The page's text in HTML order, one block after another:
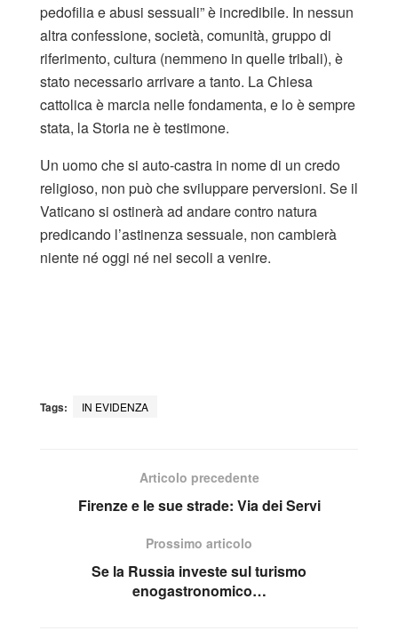
pedofilia e abusi sessuali” è incredibile. In nessun
altra confessione, società, comunità, gruppo di
riferimento, cultura (nemmeno in quelle tribali), è
stato necessario arrivare a tanto. La Chiesa
cattolica è marcia nelle fondamenta, e lo è sempre
stata, la Storia ne è testimone.
Un uomo che si auto-castra in nome di un credo
religioso, non può che sviluppare perversioni. Se il
Vaticano si ostinerà ad andare contro natura
predicando l’astinenza sessuale, non cambierà
niente né oggi né nei secoli a venire.
Tags: IN EVIDENZA
Articolo precedente
Firenze e le sue strade: Via dei Servi
Prossimo articolo
Se la Russia investe sul turismo
enogastronomico…